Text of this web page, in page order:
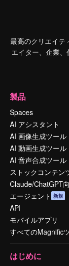
最高のクリエイテ
エイター、企業
製品
Spaces
AI アシスタント
AI 画像生成ツール
AI 動画生成ツール
AI 音声合成ツール
ストックコンテン
Claude/ChatGPT
エージェント 新規
API
モバイルアプリ
すべてのMagnific
はじめに